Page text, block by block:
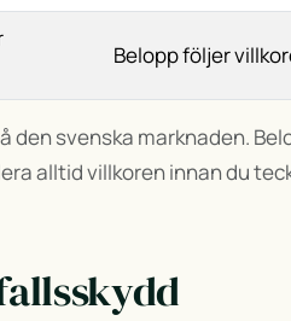
Belopp följer
den svenska marknaden.
alltid villkoren innan du